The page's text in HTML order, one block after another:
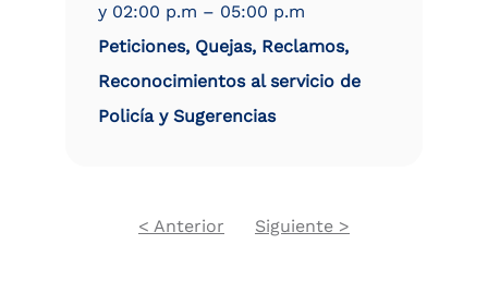
y 02:00 p.m – 05:00 p.m
Peticiones, Quejas, Reclamos,
Reconocimientos al servicio de
Policía y Sugerencias
Pagination
Previous
< Anterior
Next
Siguiente >